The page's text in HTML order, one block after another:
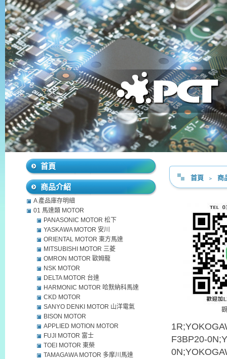
首頁 ﹥ 商
F3BP20-
首頁
商品介紹
A 產品庫存明細
01 馬達類 MOTOR
PANASONIC MOTOR 松下
YASKAWA MOTOR 安川
ORIENTAL MOTOR 東方馬達
MITSUBISHI MOTOR 三菱
OMRON MOTOR 歐姆龍
NSK MOTOR
DELTA MOTOR 台達
HARMONIC MOTOR 哈默納科馬達
CKD MOTOR
SANYO DENKI MOTOR 山洋電氣
BISON MOTOR
APPLIED MOTION MOTOR
FUJI MOTOR 富士
TOEI MOTOR 東榮
TAMAGAWA MOTOR 多摩川馬達